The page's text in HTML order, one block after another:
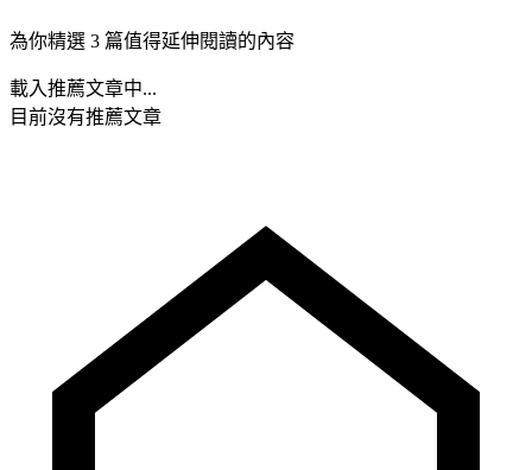
為你精選 3 篇值得延伸閱讀的內容
載入推薦文章中...
目前沒有推薦文章